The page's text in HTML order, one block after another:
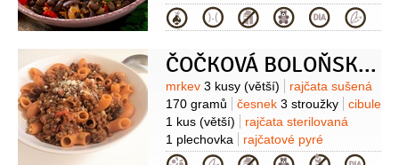
čerstvý)
rozmarýn(sušený nebo
čerstvý)
sůl(dle libosti) pepř(dle
Kategorie
ČOČKOVÁ BOLOŇSKÁ OMÁČKA S TĚSTOVINAMI
Suroviny
mrkev 3 kusy (větší)
rajčata sušená
170 gramů
česnek 3 stroužky
cibule
1 kus (větší)
rajčata sterilovaná
1 plechovka
rajčatové pyré
1 plechovka
čočka zelená2,5 hrnku